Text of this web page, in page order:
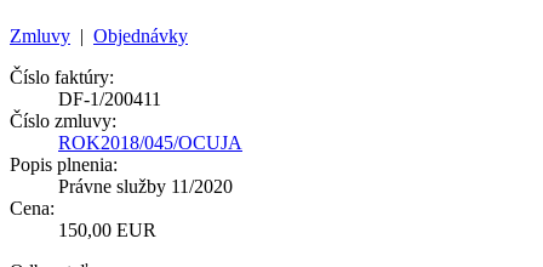
Zmluvy | Objednávky
Číslo faktúry:
DF-1/200411
Číslo zmluvy:
ROK2018/045/OCUJA
Popis plnenia:
Právne služby 11/2020
Cena:
150,00 EUR